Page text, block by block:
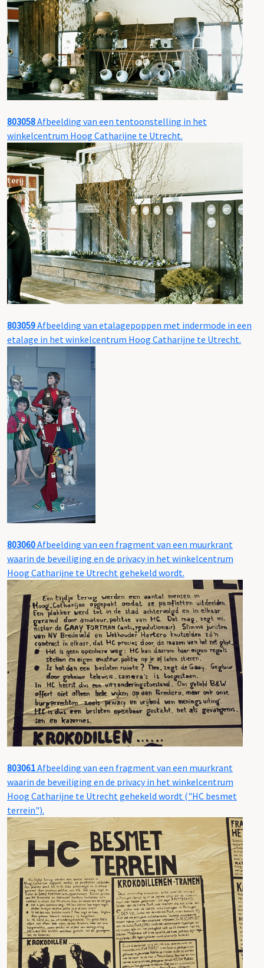
803058Afbeelding van een tentoonstelling in het
winkelcentrum Hoog Catharijne te Utrecht.
803059Afbeelding van etalagepoppen met indermode in een
etalage in het winkelcentrum Hoog Catharijne te Utrecht.
803060Afbeelding van een fragment van een muurkrant
waarin de beveiliging en de privacy in het winkelcentrum
Hoog Catharijne te Utrecht gehekeld wordt.
803061Afbeelding van een fragment van een muurkrant
waarin de beveiliging en de privacy in het winkelcentrum
Hoog Catharijne te Utrecht gehekeld wordt ("HC besmet
terrein").